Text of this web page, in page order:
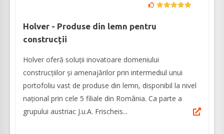
Holver - Produse din lemn pentru
construcții
Holver oferă soluții inovatoare domeniului
construcțiilor și amenajărilor prin intermediul unui
portofoliu vast de produse din lemn, disponibil la nivel
național prin cele 5 filiale din România. Ca parte a
grupului austriac J.u.A. Frischeis...